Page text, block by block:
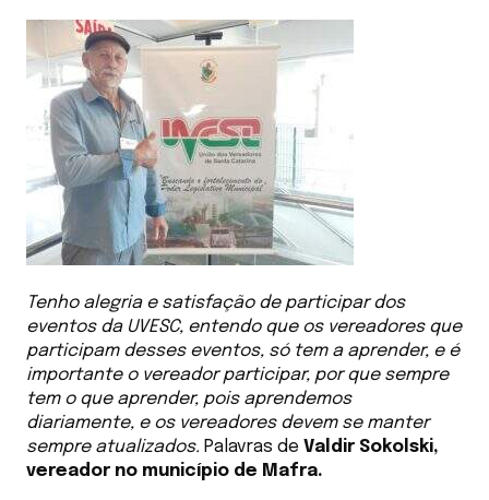
Tenho alegria e satisfação de participar dos
eventos da UVESC, entendo que os vereadores que
participam desses eventos, só tem a aprender, e é
importante o vereador participar, por que sempre
tem o que aprender, pois aprendemos
diariamente, e os vereadores devem se manter
sempre atualizados. Palavras de Valdir Sokolski,
vereador no município de Mafra.